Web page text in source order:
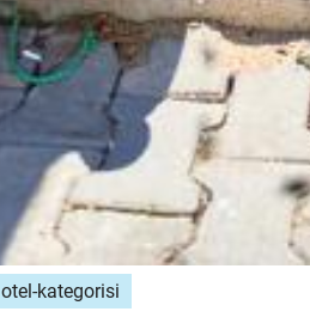
otel-kategorisi